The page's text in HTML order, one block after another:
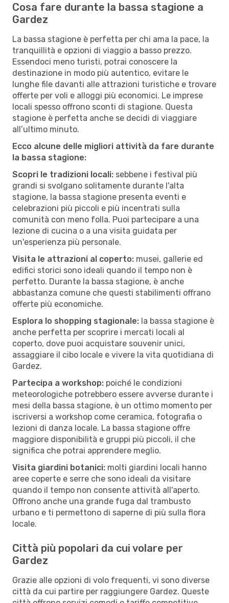
Cosa fare durante la bassa stagione a
Gardez
La bassa stagione è perfetta per chi ama la pace, la
tranquillità e opzioni di viaggio a basso prezzo.
Essendoci meno turisti, potrai conoscere la
destinazione in modo più autentico, evitare le
lunghe file davanti alle attrazioni turistiche e trovare
offerte per voli e alloggi più economici. Le imprese
locali spesso offrono sconti di stagione. Questa
stagione è perfetta anche se decidi di viaggiare
all’ultimo minuto.
Ecco alcune delle migliori attività da fare durante
la bassa stagione:
Scopri le tradizioni locali: sebbene i festival più
grandi si svolgano solitamente durante l'alta
stagione, la bassa stagione presenta eventi e
celebrazioni più piccoli e più incentrati sulla
comunità con meno folla. Puoi partecipare a una
lezione di cucina o a una visita guidata per
un'esperienza più personale.
Visita le attrazioni al coperto: musei, gallerie ed
edifici storici sono ideali quando il tempo non è
perfetto. Durante la bassa stagione, è anche
abbastanza comune che questi stabilimenti offrano
offerte più economiche.
Esplora lo shopping stagionale: la bassa stagione è
anche perfetta per scoprire i mercati locali al
coperto, dove puoi acquistare souvenir unici,
assaggiare il cibo locale e vivere la vita quotidiana di
Gardez.
Partecipa a workshop: poiché le condizioni
meteorologiche potrebbero essere avverse durante i
mesi della bassa stagione, è un ottimo momento per
iscriversi a workshop come ceramica, fotografia o
lezioni di danza locale. La bassa stagione offre
maggiore disponibilità e gruppi più piccoli, il che
significa che potrai apprendere meglio.
Visita giardini botanici: molti giardini locali hanno
aree coperte e serre che sono ideali da visitare
quando il tempo non consente attività all'aperto.
Offrono anche una grande fuga dal trambusto
urbano e ti permettono di saperne di più sulla flora
locale.
Città più popolari da cui volare per
Gardez
Grazie alle opzioni di volo frequenti, vi sono diverse
città da cui partire per raggiungere Gardez. Queste